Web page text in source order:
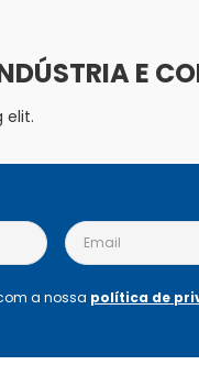
E
elit.
a nossa política de